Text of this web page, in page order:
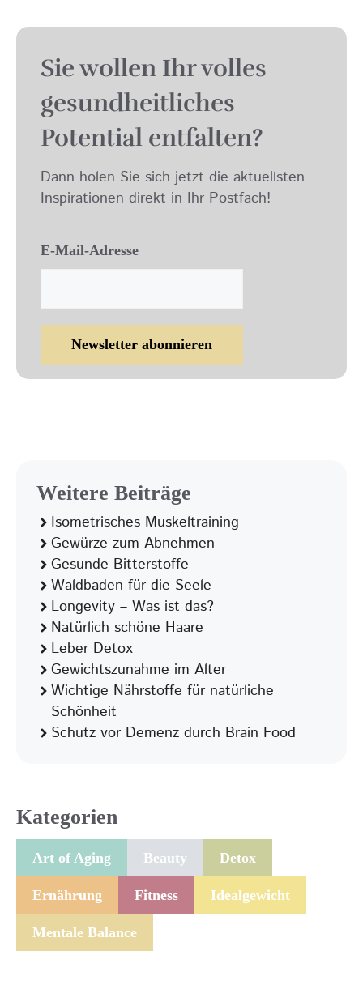
Sie wollen Ihr volles
gesund­heit­lich­es
Potential entfalten?
Dann holen Sie sich jetzt die aktuellsten
Inspirationen direkt in Ihr Postfach!
E-Mail-Adresse
Weitere Beiträge
Isometrisches Muskeltraining
Gewürze zum Abnehmen
Gesunde Bitterstoffe
Waldbaden für die Seele
Longevity – Was ist das?
Natürlich schöne Haare
Leber Detox
Gewichtszunahme im Alter
Wichtige Nährstoffe für natürliche
Schönheit
Schutz vor Demenz durch Brain Food
Kategorien
Art of Aging Beauty Detox
Ernährung Fitness Idealgewicht
Mentale Balance